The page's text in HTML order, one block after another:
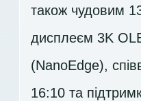
також чудовим
дисплеєм 3K
(NanoEdge),
16:10 та